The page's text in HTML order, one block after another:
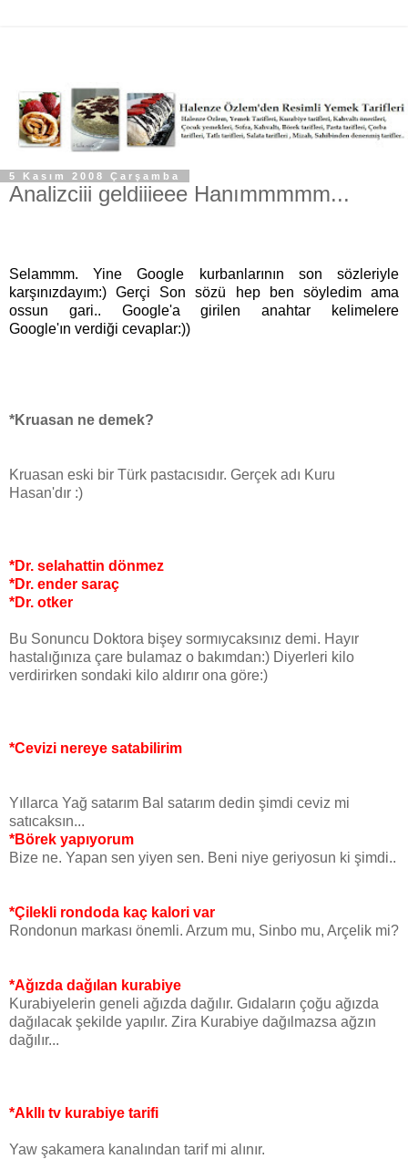
5 Kasım 2008 Çarşamba
Analizciii geldiiieee Hanımmmmm...
Selammm. Yine Google kurbanlarının son sözleriyle
karşınızdayım:) Gerçi Son sözü hep ben söyledim ama
ossun gari.. Google'a girilen anahtar kelimelere
Google'ın verdiği cevaplar:))
*Kruasan ne demek?
Kruasan eski bir Türk pastacısıdır. Gerçek adı Kuru
Hasan'dır :)
*Dr. selahattin dönmez
*Dr. ender saraç
*Dr. otker
Bu Sonuncu Doktora bişey sormıycaksınız demi. Hayır
hastalığınıza çare bulamaz o bakımdan:) Diyerleri kilo
verdirirken sondaki kilo aldırır ona göre:)
*Cevizi nereye satabilirim
Yıllarca Yağ satarım Bal satarım dedin şimdi ceviz mi
satıcaksın...
*Börek yapıyorum
Bize ne. Yapan sen yiyen sen. Beni niye geriyosun ki şimdi..
*Çilekli rondoda kaç kalori var
Rondonun markası önemli. Arzum mu, Sinbo mu, Arçelik mi?
*Ağızda dağılan kurabiye
Kurabiyelerin geneli ağızda dağılır. Gıdaların çoğu ağızda
dağılacak şekilde yapılır. Zira Kurabiye dağılmazsa ağzın
dağılır...
*Akllı tv kurabiye tarifi
Yaw şakamera kanalından tarif mi alınır.